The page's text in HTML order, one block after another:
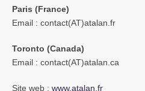
Paris (France)
Email : contact(AT)atalan.fr
Toronto (Canada)
Email : contact(AT)atalan.ca
Site web : www.atalan.fr